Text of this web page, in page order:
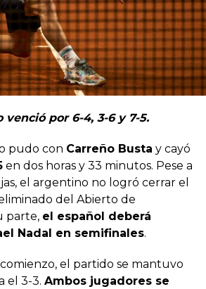
venció por 6-4, 3-6 y 7-5.
pudo con Carreño Busta y cayó
en dos horas y 33 minutos. Pese a
el argentino no logró cerrar el
del Abierto de
parte, el español deberá
Nadal en semifinales.
el partido se mantuvo
el 3-3. Ambos jugadores se